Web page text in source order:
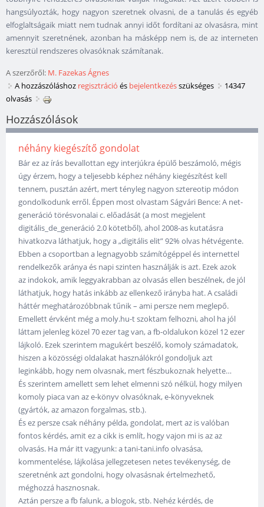
hangsúlyozták, hogy nagyon szeretnek olvasni, de a tanulás és egyéb
elfoglaltságaik miatt nem tudnak annyi időt fordítani az olvasásra, mint
amennyit szeretnének, azonban ha másképp nem is, de az interneten
keresztül rendszeres olvasóknak számítanak.
A szerzőről: M. Fazekas Ágnes
A hozzászóláshoz regisztráció és bejelentkezésszükséges
14347
olvasás
Hozzászólások
néhány kiegészítő gondolat
Bár ez az írás bevallottan egy interjúkra épülő beszámoló, mégis
úgy érzem, hogy a teljesebb képhez néhány kiegészítést kell
tennem, pusztán azért, mert tényleg nagyon sztereotip módon
gondolkodunk erről. Éppen most olvastam Ságvári Bence: A net-
generáció törésvonalai c. előadását (a most megjelent
digitális_de_generáció 2.0 kötetből), ahol 2008-as kutatásra
hivatkozva láthatjuk, hogy a „digitális elit” 92% olvas hétvégente.
Ebben a csoportban a legnagyobb számítógéppel és internettel
rendelkezők aránya és napi szinten használják is azt. Ezek azok
az indokok, amik leggyakrabban az olvasás ellen beszélnek, de jól
láthatjuk, hogy hatás inkább az ellenkező irányba hat. A családi
háttér meghatározóbbnak tűnik – ami persze nem meglepő.
Emellett érvként még a moly.hu-t szoktam felhozni, ahol ha jól
láttam jelenleg közel 70 ezer tag van, a fb-oldalukon közel 12 ezer
lájkoló. Ezek szerintem magukért beszélő, komoly számadatok,
hiszen a közösségi oldalakat használókról gondoljuk azt
leginkább, hogy nem olvasnak, mert fészbukoznak helyette…
És szerintem amellett sem lehet elmenni szó nélkül, hogy milyen
komoly piaca van az e-könyv olvasóknak, e-könyveknek
(gyártók, az amazon forgalmas, stb.).
És ez persze csak néhány példa, gondolat, mert az is valóban
fontos kérdés, amit ez a cikk is említ, hogy vajon mi is az az
olvasás. Ha már itt vagyunk: a tani-tani.info olvasása,
kommentelése, lájkolása jellegzetesen netes tevékenység, de
szeretnénk azt gondolni, hogy olvasásnak értelmezhető,
méghozzá hasznosnak.
Aztán persze a fb falunk, a blogok, stb. Nehéz kérdés, de